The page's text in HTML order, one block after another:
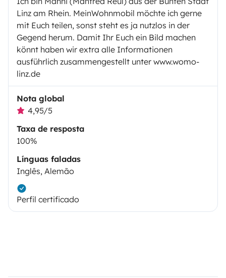
Linz am Rhein. MeinWohnmobil möchte ich gerne
mit Euch teilen, sonst steht es ja nutzlos in der
Gegend herum. Damit Ihr Euch ein Bild machen
könnt haben wir extra alle Informationen
ausführlich zusammengestellt unter www.womo-
linz.de
Nota global
4,95/5
Taxa de resposta
100%
Línguas faladas
Inglês, Alemão
Perfil certificado